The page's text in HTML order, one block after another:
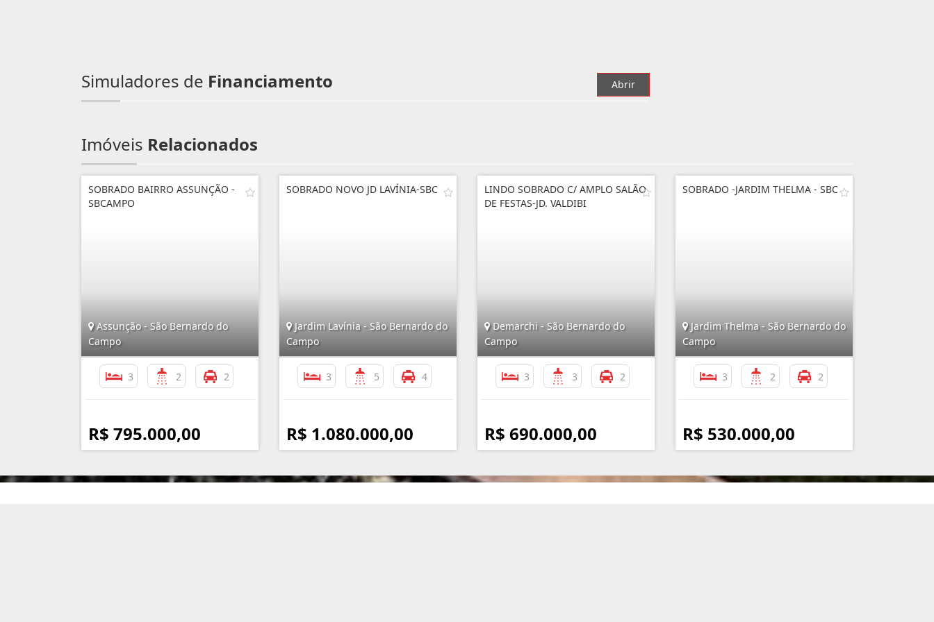
Simuladores de Financiamento Abrir
Imóveis Relacionados
SOBRADO BAIRRO ASSUNÇÃO -
SBCAMPO
Assunção - São Bernardo do
Campo
3 2 2
R$ 795.000,00
SOBRADO NOVO JD LAVÍNIA-SBC
Jardim Lavínia - São Bernardo do
Campo
3 5 4
R$ 1.080.000,00
LINDO SOBRADO C/ AMPLO SALÃO
DE FESTAS-JD. VALDIBI
Demarchi - São Bernardo do
Campo
3 3 2
R$ 690.000,00
SOBRADO -JARDIM THELMA - SBC
Jardim Thelma - São Bernardo do
Campo
3 2 2
R$ 530.000,00